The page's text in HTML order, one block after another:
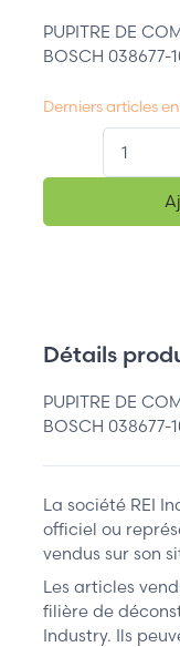
PUPITRE DE
BOSCH 038677-
Derniers articles
Détails
PUPITRE DE
BOSCH 038677-
La société REI
officiel ou
vendus sur son
Les articles
filière de
Industry. Ils